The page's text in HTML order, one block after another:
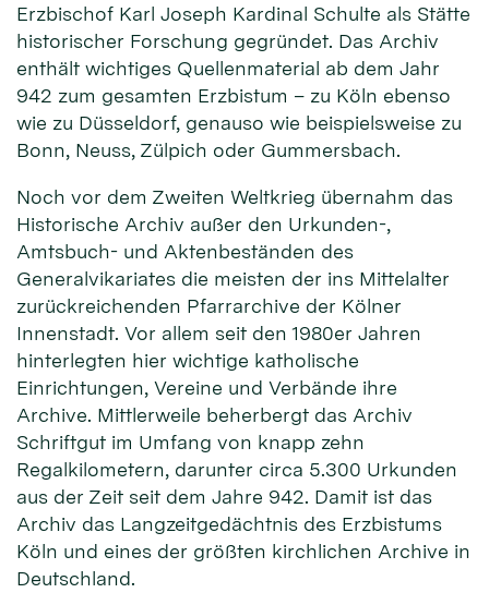
Erzbischof Karl Joseph Kardinal Schulte als Stätte
historischer Forschung gegründet. Das Archiv
enthält wichtiges Quellenmaterial ab dem Jahr
942 zum gesamten Erzbistum – zu Köln ebenso
wie zu Düsseldorf, genauso wie beispielsweise zu
Bonn, Neuss, Zülpich oder Gummersbach.
Noch vor dem Zweiten Weltkrieg übernahm das
Historische Archiv außer den Urkunden-,
Amtsbuch- und Aktenbeständen des
Generalvikariates die meisten der ins Mittelalter
zurückreichenden Pfarrarchive der Kölner
Innenstadt. Vor allem seit den 1980er Jahren
hinterlegten hier wichtige katholische
Einrichtungen, Vereine und Verbände ihre
Archive. Mittlerweile beherbergt das Archiv
Schriftgut im Umfang von knapp zehn
Regalkilometern, darunter circa 5.300 Urkunden
aus der Zeit seit dem Jahre 942. Damit ist das
Archiv das Langzeitgedächtnis des Erzbistums
Köln und eines der größten kirchlichen Archive in
Deutschland.